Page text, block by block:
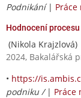
Podnikání|
Hodnocení procesu
(Nikola Krajzlová)
2024, Bakalářská
• https://
podniku / | Práce